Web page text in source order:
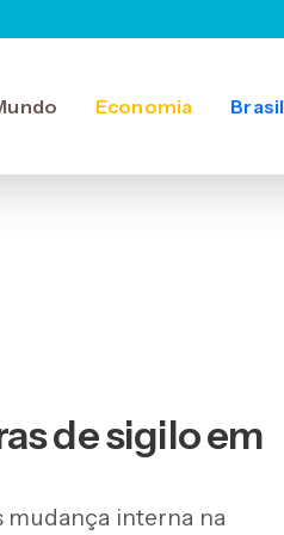
Economia Brasil
de sigilo em
mudança interna na